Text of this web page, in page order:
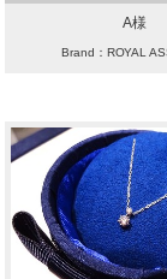
A様
Brand：ROYAL